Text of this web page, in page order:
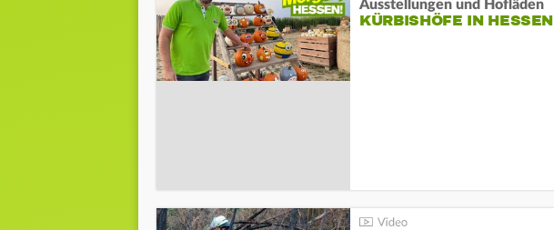
Ausstellungen und Hofläden
KÜRBISHÖFE IN HESSEN